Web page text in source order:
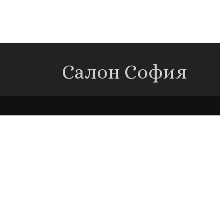
Салон София